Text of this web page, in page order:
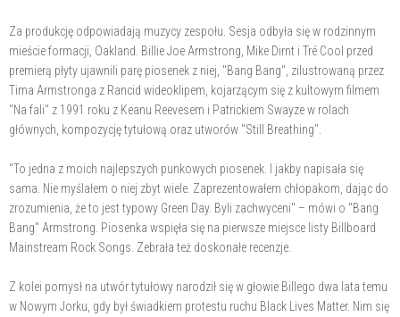
Za produkcję odpowiadają muzycy zespołu. Sesja odbyła się w rodzinnym
mieście formacji, Oakland. Billie Joe Armstrong, Mike Dirnt i Tré Cool przed
premierą płyty ujawnili parę piosenek z niej, "Bang Bang", zilustrowaną przez
Tima Armstronga z Rancid wideoklipem, kojarzącym się z kultowym filmem
"Na fali" z 1991 roku z Keanu Reevesem i Patrickiem Swayze w rolach
głównych, kompozycję tytułową oraz utworów "Still Breathing".
"To jedna z moich najlepszych punkowych piosenek. I jakby napisała się
sama. Nie myślałem o niej zbyt wiele. Zaprezentowałem chłopakom, dając do
zrozumienia, że to jest typowy Green Day. Byli zachwyceni" – mówi o "Bang
Bang" Armstrong. Piosenka wspięła się na pierwsze miejsce listy Billboard
Mainstream Rock Songs. Zebrała też doskonałe recenzje.
Z kolei pomysł na utwór tytułowy narodził się w głowie Billego dwa lata temu
w Nowym Jorku, gdy był świadkiem protestu ruchu Black Lives Matter. Nim się